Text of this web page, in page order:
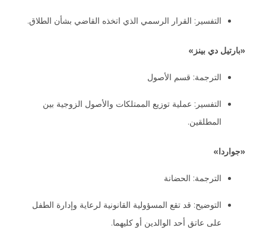
التفسير: القرار الرسمي الذي اتخذه القاضي بشأن الطلاق.
«بارتيل دي بينز»
الترجمة: قسم الأصول
التفسير: عملية توزيع الممتلكات والأصول الزوجية بين
المطلقين.
«جواردا»
الترجمة: الحضانة
التوضيح: قد تقع المسؤولية القانونية لرعاية وإدارة الطفل
على عاتق أحد الوالدين أو كليهما.